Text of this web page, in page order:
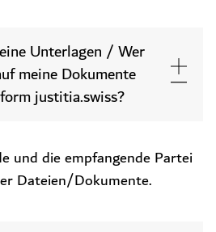
Unterlagen / Wer
meine Dokumente
justitia.swiss?
und die empfangende Partei
Dateien/Dokumente.